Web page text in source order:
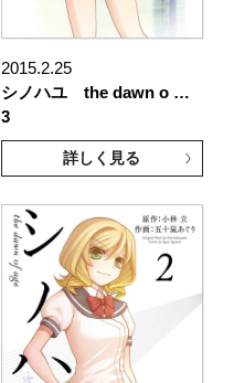
2015.2.25
シノハユ the dawn o …
3
詳しく見る